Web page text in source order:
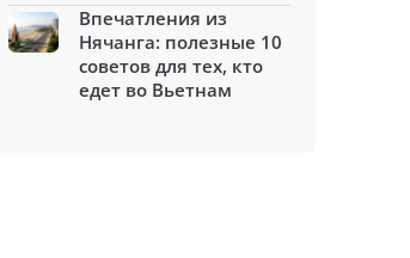
Впечатления из
Нячанга: полезные 10
советов для тех, кто
едет во Вьетнам